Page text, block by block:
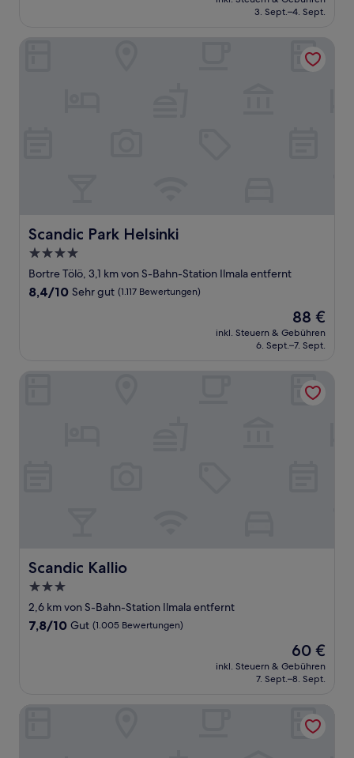
Bewertungen)
beträgt
3. Sept.–4. Sept.
Scandic Park Helsinki
Scandic Park Helsinki
4.0-
Sterne-
Unterkunft
Bortre Tölö, 3,1 km von S-Bahn-Station Ilmala entfernt
8.4
Bewertungen)
8,4/10 Sehr gut (1.117 Bewertungen)
Der
Preis
beträgt
88 €
inkl. Steuern & Gebühren
6. Sept.–7. Sept.
Scandic Kallio
Scandic Kallio
3.0-
Sterne-
Unterkunft
2,6 km von S-Bahn-Station Ilmala entfernt
7.8
7,8/10 Gut (1.005 Bewertungen)
Der
Preis
beträgt
60 €
inkl. Steuern & Gebühren
7. Sept.–8. Sept.